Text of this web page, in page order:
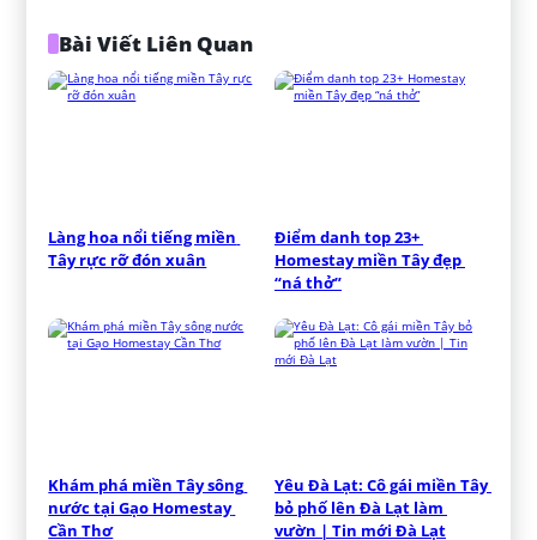
Bài Viết Liên Quan
Làng hoa nổi tiếng miền
Tây rực rỡ đón xuân
Điểm danh top 23+
Homestay miền Tây đẹp
“ná thở”
Khám phá miền Tây sông
nước tại Gạo Homestay
Cần Thơ
Yêu Đà Lạt: Cô gái miền Tây
bỏ phố lên Đà Lạt làm
vườn | Tin mới Đà Lạt